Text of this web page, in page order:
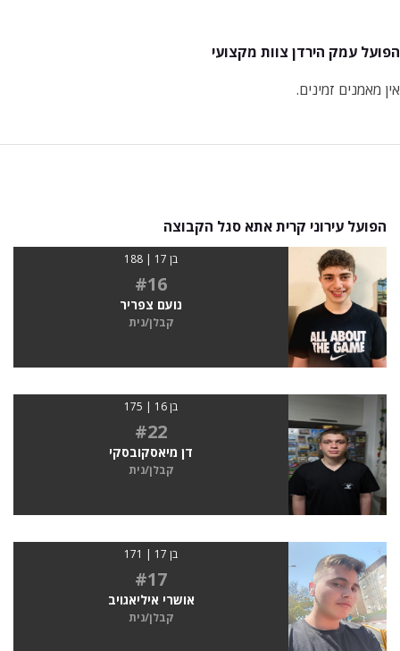
הפועל עמק הירדן צוות מקצועי
אין מאמנים זמינים.
הפועל עירוני קרית אתא סגל הקבוצה
בן 17 | 188
#16
נועם צפריר
קבלן/נית
בן 16 | 175
#22
דן מיאסקובסקי
קבלן/נית
בן 17 | 171
#17
אושרי איליאגויב
קבלן/נית